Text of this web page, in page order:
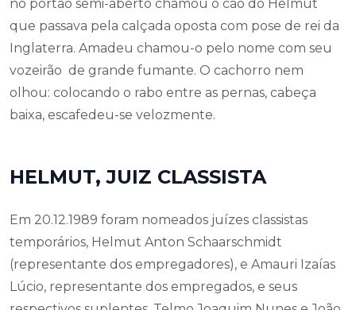
no portão semi-aberto chamou o cão do Helmut
que passava pela calçada oposta com pose de rei da
Inglaterra. Amadeu chamou-o pelo nome com seu
vozeirão de grande fumante. O cachorro nem
olhou: colocando o rabo entre as pernas, cabeça
baixa, escafedeu-se velozmente.
HELMUT, JUIZ CLASSISTA
Em 20.12.1989 foram nomeados juízes classistas
temporários, Helmut Anton Schaarschmidt
(representante dos empregadores), e Amauri Izaías
Lúcio, representante dos empregados, e seus